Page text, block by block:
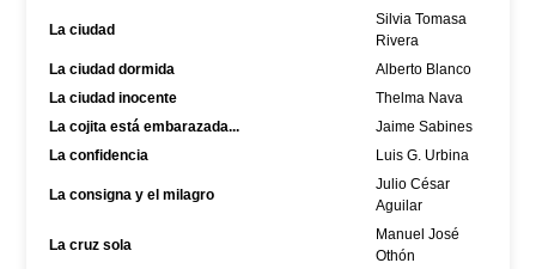
La ciudad
Silvia Tomasa
Rivera
La ciudad dormida
Alberto Blanco
La ciudad inocente
Thelma Nava
La cojita está embarazada...
Jaime Sabines
La confidencia
Luis G. Urbina
La consigna y el milagro
Julio César
Aguilar
La cruz sola
Manuel José
Othón